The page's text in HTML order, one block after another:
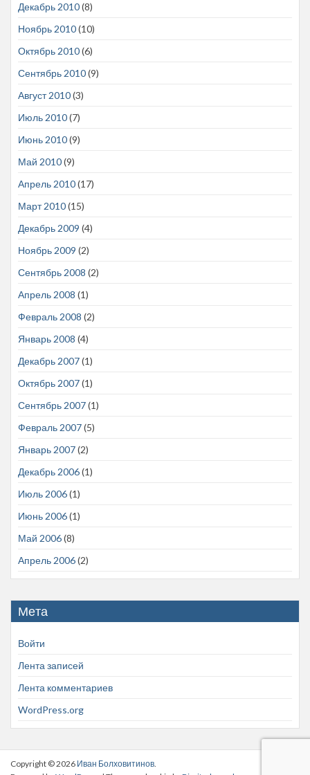
Декабрь 2010(8)
Ноябрь 2010(10)
Октябрь 2010(6)
Сентябрь 2010(9)
Август 2010(3)
Июль 2010(7)
Июнь 2010(9)
Май 2010(9)
Апрель 2010(17)
Март 2010(15)
Декабрь 2009 (4)
Ноябрь 2009 (2)
Сентябрь 2008 (2)
Апрель 2008 (1)
Февраль 2008 (2)
Январь 2008 (4)
Декабрь 2007(1)
Октябрь 2007(1)
Сентябрь 2007(1)
Февраль 2007(5)
Январь 2007(2)
Декабрь 2006(1)
Июль 2006(1)
Июнь 2006(1)
Май 2006(8)
Апрель 2006(2)
Мета
Войти
Лента записей
Лента комментариев
WordPress.org
Copyright © 2026 Иван Болховитинов.